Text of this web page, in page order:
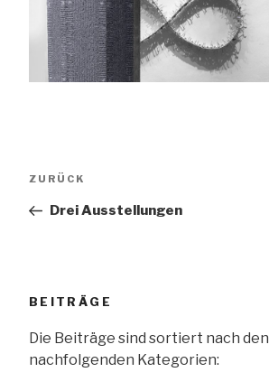
Vorheriger
ZURÜCK
Drei Ausstellungen
BEITRÄGE
Die Beiträge sind sortiert nach den
nachfolgenden Kategorien: